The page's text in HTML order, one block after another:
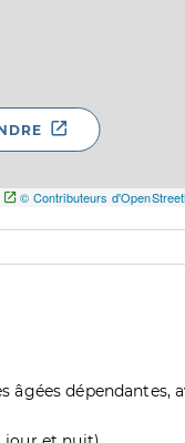
© Contributeurs
âgées dépendantes,